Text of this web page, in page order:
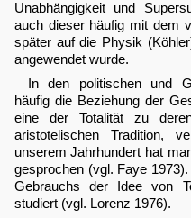
Unabhängigkeit und
auch dieser häufig mit dem
später auf die Physik
angewendet wurde.
In den politischen und
häufig die Beziehung der
eine der Totalität zu
aristotelischen Tradition,
unserem Jahrhundert hat
gesprochen (vgl. Faye
Gebrauchs der Idee von
studiert (vgl. Lorenz 1976).